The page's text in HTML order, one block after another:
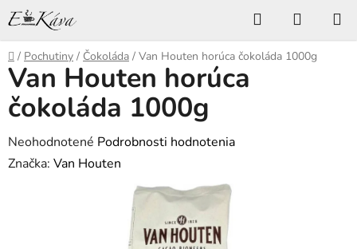
Prejsť
na
obsah
Hľadať
KOŠÍK
Domov
/ Pochutiny / Čokoláda / Van Houten horúca čokoláda 1000g
Van Houten horúca
čokoláda 1000g
Priemerné
hodnotenie
Neohodnotené Podrobnosti hodnotenia
Značka: Van Houten